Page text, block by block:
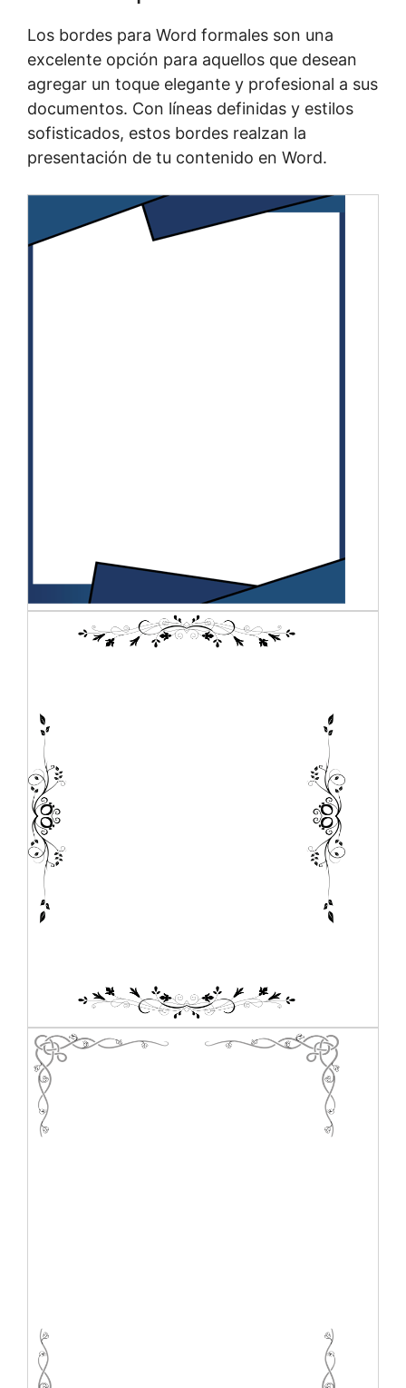
Los bordes para Word formales son una
excelente opción para aquellos que desean
agregar un toque elegante y profesional a sus
documentos. Con líneas definidas y estilos
sofisticados, estos bordes realzan la
presentación de tu contenido en Word.